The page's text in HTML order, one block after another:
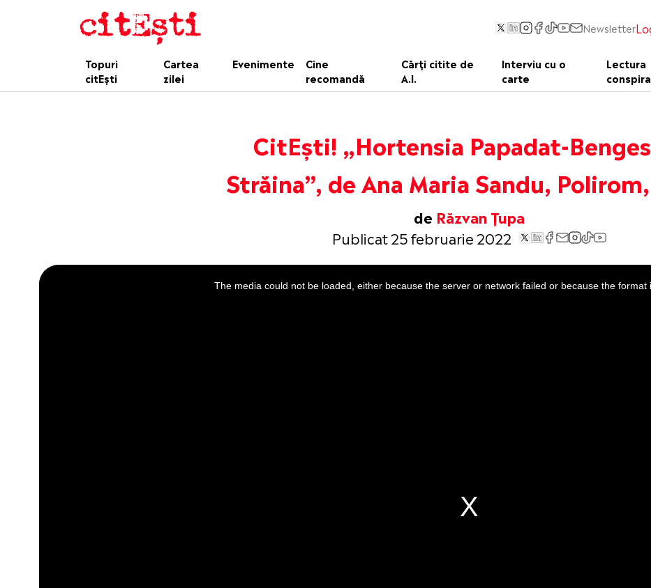
Newsletter
Topuri
citEști
Cartea
zilei
Evenimente
Cine
recomandă
Cărți citite de
A.I.
Interviu cu o
carte
Lectura
CitEști! „Hortensia Papadat-
Străina”, de Ana Maria Sandu,
de Răzvan Țupa
Publicat 25 februarie 2022
This
is
a
The media could not be loaded, either because the server or network failed or because the format